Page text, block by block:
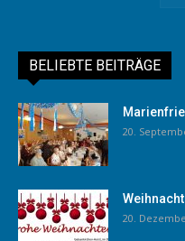
BELIEBTE BEITRÄGE
20.
20.